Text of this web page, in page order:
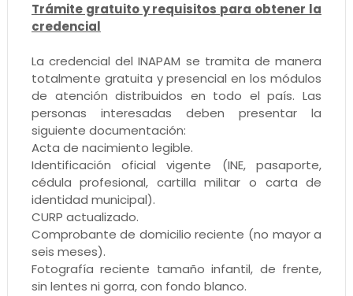
Trámite gratuito y requisitos para obtener la
credencial
La credencial del INAPAM se tramita de manera
totalmente gratuita y presencial en los módulos
de atención distribuidos en todo el país. Las
personas interesadas deben presentar la
siguiente documentación:
Acta de nacimiento legible.
Identificación oficial vigente (INE, pasaporte,
cédula profesional, cartilla militar o carta de
identidad municipal).
CURP actualizado.
Comprobante de domicilio reciente (no mayor a
seis meses).
Fotografía reciente tamaño infantil, de frente,
sin lentes ni gorra, con fondo blanco.